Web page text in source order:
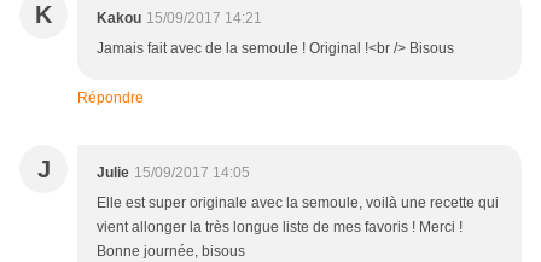
K Kakou 15/09/2017 14:21
Jamais fait avec de la semoule ! Original !<br /> Bisous
Répondre
J Julie 15/09/2017 14:05
Elle est super originale avec la semoule, voilà une recette qui
vient allonger la très longue liste de mes favoris ! Merci !
Bonne journée, bisous